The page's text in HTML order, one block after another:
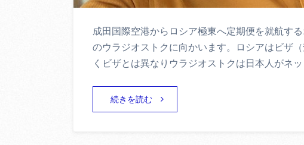
成田国際空港からロシア極東へ定期便を就航す
のウラジオストクに向かいます。ロシアはビザ
くビザとは異なりウラジオストクは日本人がネ
続きを読む